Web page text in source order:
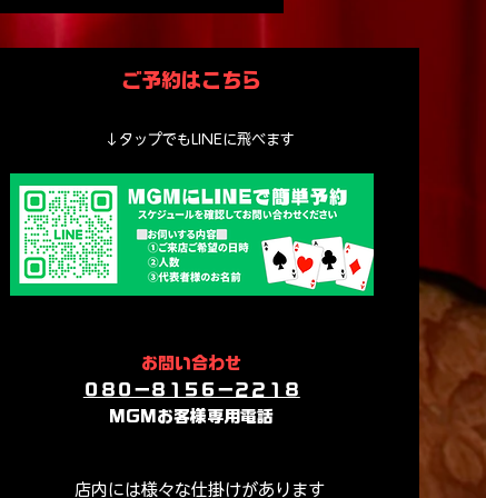
ショー｜子どもOK
スポットMGM
ご予約はこちら
↓タップでもLINEに飛べます
​​お問い合わせ
​０８０ー８１５６ー２２１８​
​MGMお客様専用電話
​​店内には様々な仕掛けがあります